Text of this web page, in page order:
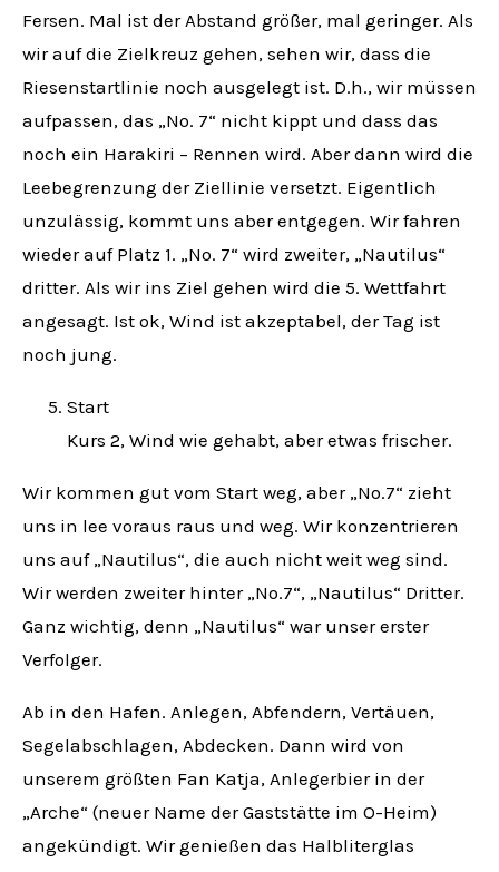
Fersen. Mal ist der Abstand größer, mal geringer. Als
wir auf die Zielkreuz gehen, sehen wir, dass die
Riesenstartlinie noch ausgelegt ist. D.h., wir müssen
aufpassen, das „No. 7“ nicht kippt und dass das
noch ein Harakiri – Rennen wird. Aber dann wird die
Leebegrenzung der Ziellinie versetzt. Eigentlich
unzulässig, kommt uns aber entgegen. Wir fahren
wieder auf Platz 1. „No. 7“ wird zweiter, „Nautilus“
dritter. Als wir ins Ziel gehen wird die 5. Wettfahrt
angesagt. Ist ok, Wind ist akzeptabel, der Tag ist
noch jung.
Start
Kurs 2, Wind wie gehabt, aber etwas frischer.
Wir kommen gut vom Start weg, aber „No.7“ zieht
uns in lee voraus raus und weg. Wir konzentrieren
uns auf „Nautilus“, die auch nicht weit weg sind.
Wir werden zweiter hinter „No.7“, „Nautilus“ Dritter.
Ganz wichtig, denn „Nautilus“ war unser erster
Verfolger.
Ab in den Hafen. Anlegen, Abfendern, Vertäuen,
Segelabschlagen, Abdecken. Dann wird von
unserem größten Fan Katja, Anlegerbier in der
„Arche“ (neuer Name der Gaststätte im O-Heim)
angekündigt. Wir genießen das Halbliterglas